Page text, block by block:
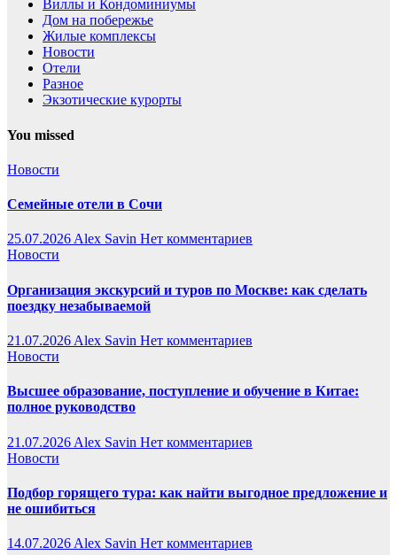
Виллы и Кондоминиумы
Дом на побережье
Жилые комплексы
Новости
Отели
Разное
Экзотические курорты
You missed
Новости
Семейные отели в Сочи
25.07.2026Alex Savin Нет комментариев
Новости
Организация экскурсий и туров по Москве: как сделать
поездку незабываемой
21.07.2026 Alex Savin Нет комментариев
Новости
Высшее образование, поступление и обучение в Китае:
полное руководство
21.07.2026 Alex Savin Нет комментариев
Новости
Подбор горящего тура: как найти выгодное предложение и
не ошибиться
14.07.2026 Alex Savin Нет комментариев